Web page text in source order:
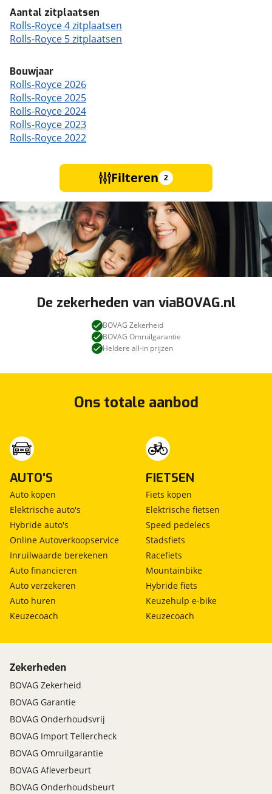
Aantal zitplaatsen
Rolls-Royce 4 zitplaatsen
Rolls-Royce 5 zitplaatsen
Bouwjaar
Rolls-Royce 2026
Rolls-Royce 2025
Rolls-Royce 2024
Rolls-Royce 2023
Rolls-Royce 2022
Filteren 2
De zekerheden van viaBOVAG.nl
BOVAG Zekerheid
BOVAG Omruilgarantie
Heldere all-in prijzen
Ons totale aanbod
AUTO'S
Auto kopen
Elektrische auto's
Hybride auto's
Online Autoverkoopservice
Inruilwaarde berekenen
Auto financieren
Auto verzekeren
Auto huren
Keuzecoach
FIETSEN
Fiets kopen
Elektrische fietsen
Speed pedelecs
Stadsfiets
Racefiets
Mountainbike
Hybride fiets
Keuzehulp e-bike
Keuzecoach
Zekerheden
BOVAG Zekerheid
BOVAG Garantie
BOVAG Onderhoudsvrij
BOVAG Import Tellercheck
BOVAG Omruilgarantie
BOVAG Afleverbeurt
BOVAG Onderhoudsbeurt